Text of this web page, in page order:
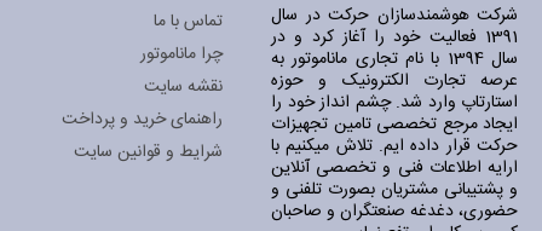
شرکت هوشمندسازان حرکت در سال
1391 فعالیت خود را آغاز کرد و در
سال 1394 با نام تجاری ماناموتور به
عرصه تجارت الکترونیک و حوزه
استارتاپ وارد شد. چشم انداز خود را
ایجاد مرجع تخصصی تامین تجهیزات
حرکت قرار داده ایم. تلاش میکنیم با
ارایه اطلاعات فنی و تخصصی آنلاین
و پشتیبانی مشتریان بصورت تلفنی و
حضوری، دغدغه صنعتگران و صاحبان
تماس با ما
چرا ماناموتور
نقشه سایت
راهنمای خرید و پرداخت
شرایط و قوانین سایت